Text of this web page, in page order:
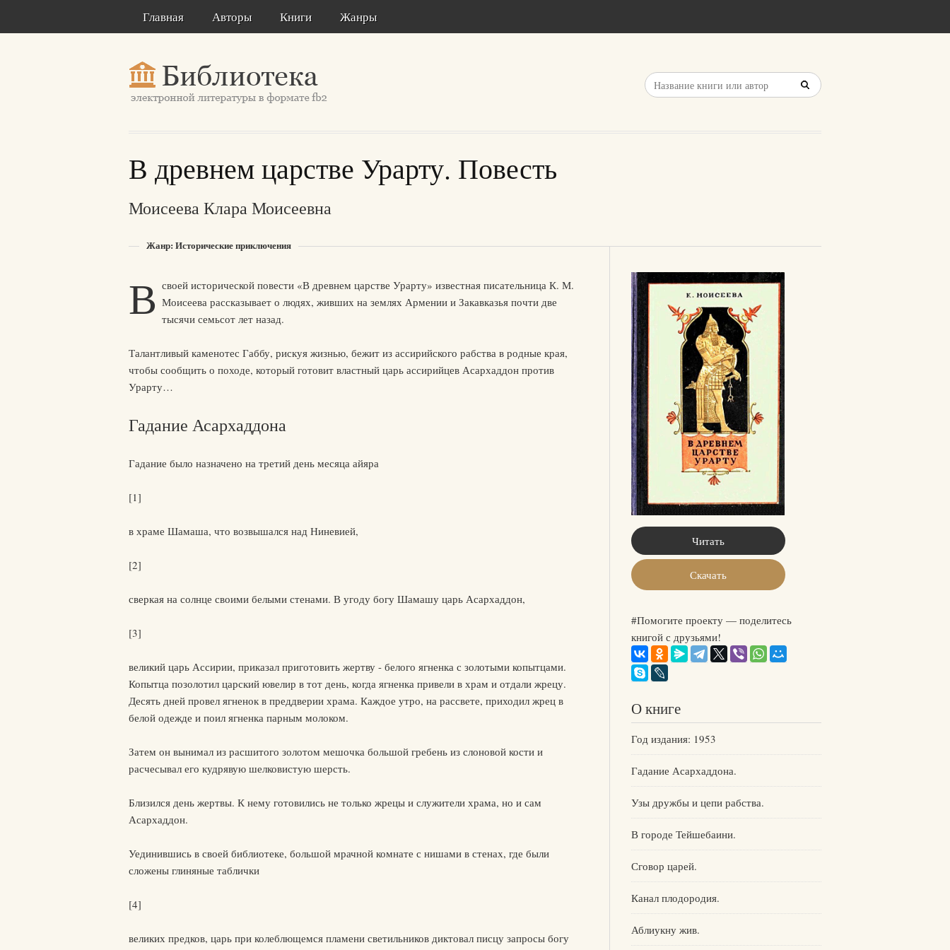
Главная Авторы Книги Жанры
В древнем царстве Урарту. Повесть
Моисеева Клара Моисеевна
Жанр: Исторические приключения
В своей исторической повести «В древнем царстве Урарту» известная писательница К. М.
Моисеева рассказывает о людях, живших на землях Армении и Закавказья почти две
тысячи семьсот лет назад.
Талантливый каменотес Габбу, рискуя жизнью, бежит из ассирийского рабства в родные края,
чтобы сообщить о походе, который готовит властный царь ассирийцев Асархаддон против
Урарту…
Гадание Асархаддона
Гадание было назначено на третий день месяца айяра
[1]
в храме Шамаша, что возвышался над Ниневией,
[2]
сверкая на солнце своими белыми стенами. В угоду богу Шамашу царь Асархаддон,
[3]
великий царь Ассирии, приказал приготовить жертву - белого ягненка с золотыми копытцами.
Копытца позолотил царский ювелир в тот день, когда ягненка привели в храм и отдали жрецу.
Десять дней провел ягненок в преддверии храма. Каждое утро, на рассвете, приходил жрец в
белой одежде и поил ягненка парным молоком.
Затем он вынимал из расшитого золотом мешочка большой гребень из слоновой кости и
расчесывал его кудрявую шелковистую шерсть.
Близился день жертвы. К нему готовились не только жрецы и служители храма, но и сам
Асархаддон.
Уединившись в своей библиотеке, большой мрачной комнате с нишами в стенах, где были
сложены глиняные таблички
[4]
великих предков, царь при колеблющемся пламени светильников диктовал писцу запросы богу
Читать
Скачать
#Помогите проекту — поделитесь
книгой с друзьями!
О книге
Год издания: 1953
Гадание Асархаддона.
Узы дружбы и цепи рабства.
В городе Тейшебаини.
Сговор царей.
Канал плодородия.
Аблиукну жив.